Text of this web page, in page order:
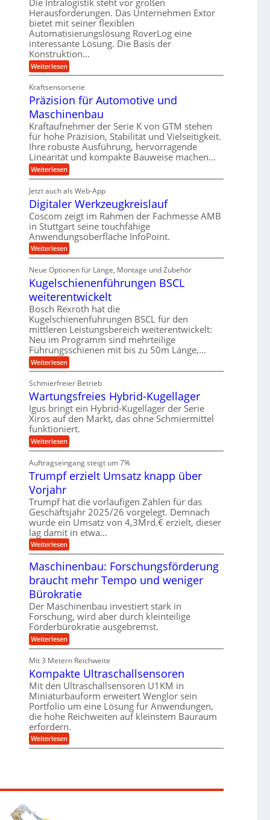
g
l
e
i
c
h
g
e
l
g
e
w
i
n
d
t
r
i
e
b
e
f
r
r
a
u
e
U
m
e
b
u
n
g
e
n
U
m
s
a
t
z
u
n
d
A
u
f
t
r
a
g
s
e
i
n
g
a
n
g
r
b
e
i
t
s
l
o
s
e
,
w
e
n
i
g
e
r
S
t
e
l
l
e
n
Herausforderungen. Das Unternehmen Extor
bietet mit seiner flexiblen
Automatisierungslösung RoverLog eine
interessante Lösung. Die Basis der
Konstruktion…
Weiterlesen:
Z
h
n
s
t
a
n
g
e
n
g
e
r
i
e
b
e
f
ü
r
p
r
z
i
s
e
H
u
b
b
e
w
e
u
n
g
e
n
Kraftsensorserie
Präzision für Automotive und
Maschinenbau
Kraftaufnehmer der Serie K von GTM stehen
für hohe Präzision, Stabilität und Vielseitigkeit.
Ihre robuste Ausführung, hervorragende
Linearität und kompakte Bauweise machen…
Weiterlesen:
P
ä
z
i
s
i
o
n
f
ü
r
A
u
t
o
m
o
i
v
e
u
n
d
M
a
s
c
h
i
n
e
b
a
u
Jetzt auch als Web-App
Digitaler Werkzeugkreislauf
Coscom zeigt im Rahmen der Fachmesse AMB
in Stuttgart seine touchfähige
Anwendungsoberfläche InfoPoint.
Weiterlesen:
D
g
i
t
a
l
e
r
W
e
r
k
z
e
u
k
r
e
s
l
a
f
Neue Optionen für Länge, Montage und Zubehör
Kugelschienenführungen BSCL
weiterentwickelt
Bosch Rexroth hat die
Kugelschienenführungen BSCL für den
mittleren Leistungsbereich weiterentwickelt:
Neu im Programm sind mehrteilige
Führungsschienen mit bis zu 50m Länge,…
Weiterlesen:
K
g
e
l
s
c
h
i
e
n
e
n
r
u
n
g
e
n
B
S
C
L
w
e
i
t
e
r
e
n
w
i
c
k
e
l
t
Schmierfreier Betrieb
Wartungsfreies Hybrid-Kugellager
Igus bringt ein Hybrid-Kugellager der Serie
Xiros auf den Markt, das ohne Schmiermittel
funktioniert.
Weiterlesen:
W
r
t
g
s
f
r
e
i
e
H
y
b
r
i
d
-
K
u
g
e
l
l
a
g
e
r
Auftragseingang steigt um 7%
Trumpf erzielt Umsatz knapp über
Vorjahr
Trumpf hat die vorläufigen Zahlen für das
Geschäftsjahr 2025/26 vorgelegt. Demnach
wurde ein Umsatz von 4,3Mrd.€ erzielt, dieser
lag damit in etwa…
Weiterlesen:
T
u
m
p
f
e
r
z
i
e
l
U
m
s
a
t
z
k
n
a
p
p
V
Maschinenbau: Forschungsförderung
braucht mehr Tempo und weniger
Bürokratie
Der Maschinenbau investiert stark in
Forschung, wird aber durch kleinteilige
Förderbürokratie ausgebremst.
Weiterlesen:
M
s
c
h
i
n
e
n
b
a
u
:
c
Mit 3 Metern Reichweite
Kompakte Ultraschallsensoren
Mit den Ultraschallsensoren U1KM in
Miniaturbauform erweitert Wenglor sein
Portfolio um eine Lösung für Anwendungen,
die hohe Reichweiten auf kleinstem Bauraum
erfordern.
Weiterlesen:
K
k